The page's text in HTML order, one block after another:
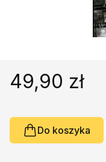
Podręczniki szkolne
49,90 zł
Do koszyka